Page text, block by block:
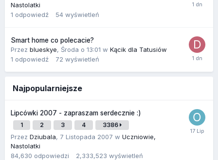
Nastolatki
1 odpowiedź 54 wyświetleń
Smart home co polecacie?
Przez blueskye, Środa o 13:01 w Kącik dla Tatusiów
1 odpowiedź 72 wyświetleń
Najpopularniejsze
Lipcówki 2007 - zapraszam serdecznie :)
1 2 3 4 3386
Przez Dziubala, 7 Listopada 2007 w Uczniowie,
Nastolatki
84,630 odpowiedzi 2,333,523 wyświetleń